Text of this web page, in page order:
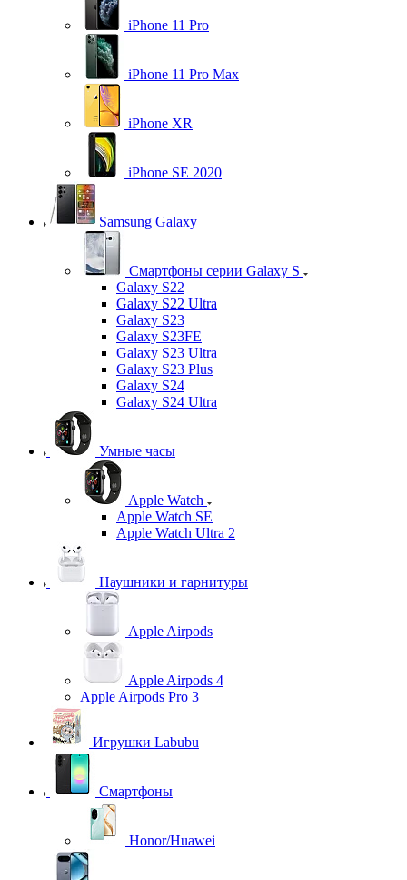
iPhone 11 Pro
iPhone 11 Pro Max
iPhone XR
iPhone SE 2020
Samsung Galaxy
Смартфоны серии Galaxy S
Galaxy S22
Galaxy S22 Ultra
Galaxy S23
Galaxy S23FE
Galaxy S23 Ultra
Galaxy S23 Plus
Galaxy S24
Galaxy S24 Ultra
Умные часы
Apple Watch
Apple Watch SE
Apple Watch Ultra 2
Наушники и гарнитуры
Apple Airpods
Apple Airpods 4
Apple Airpods Pro 3
Игрушки Labubu
Смартфоны
Honor/Huawei